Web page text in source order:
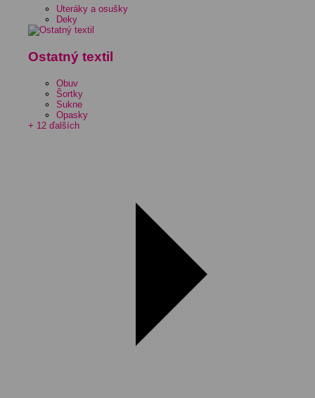
Uteráky a osušky
Deky
Ostatný textil
Obuv
Šortky
Sukne
Opasky
+ 12 ďalších